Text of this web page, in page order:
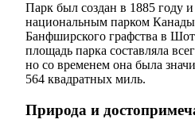
Парк был создан в 1885 году
национальным парком
Банфширского графства в
площадь парка составляла
но со временем она была
564 квадратных миль.
Природа и